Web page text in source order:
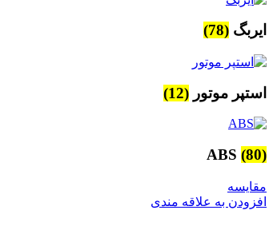
ایربگ (78)
استپر موتور (12)
ABS (80)
مقایسه
افزودن به علاقه مندی